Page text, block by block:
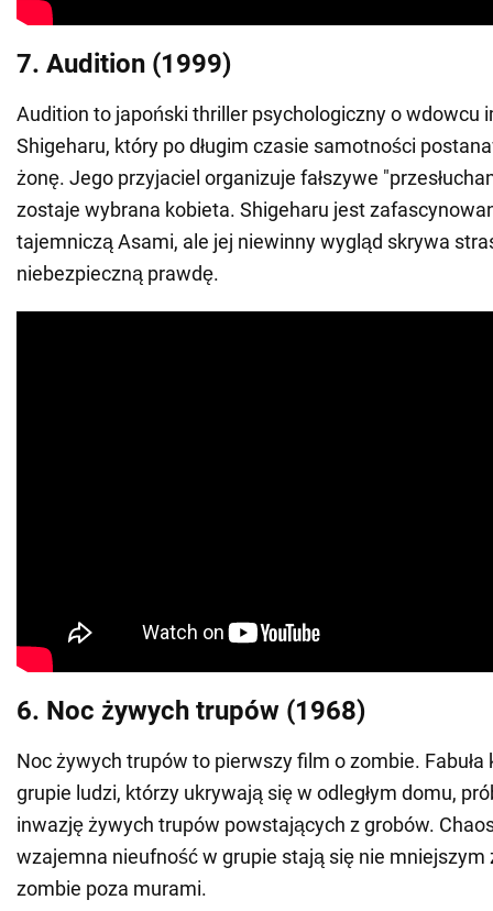
7. Audition (1999)
Audition to japoński thriller psychologiczny o wdowcu
Shigeharu, który po długim czasie samotności
żonę. Jego przyjaciel organizuje fałszywe
zostaje wybrana kobieta. Shigeharu jest
tajemniczą Asami, ale jej niewinny wygląd skrywa
niebezpieczną prawdę.
6. Noc żywych trupów (1968)
Noc żywych trupów to pierwszy film o zombie. Fabuła
grupie ludzi, którzy ukrywają się w odległym domu,
inwazję żywych trupów powstających z grobów.
wzajemna nieufność w grupie stają się nie mniejszym
zombie poza murami.